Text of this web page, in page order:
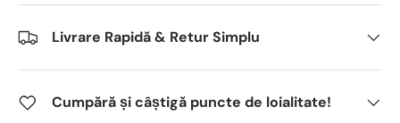
Livrare Rapidă & Retur Simplu
Cumpără și câștigă puncte de loialitate!